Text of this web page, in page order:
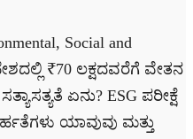
Social and
₹70 ಲಕ್ಷದವರೆಗೆ ವೇತನ
ಏನು? ESG ಪರೀಕ್ಷೆ
ಯಾವುವು ಮತ್ತು